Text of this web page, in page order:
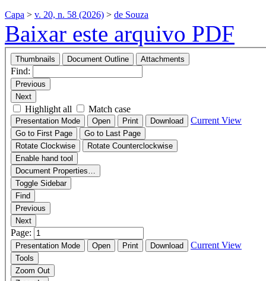
Capa > v. 20, n. 58 (2026) > de Souza
Baixar este arquivo PDF